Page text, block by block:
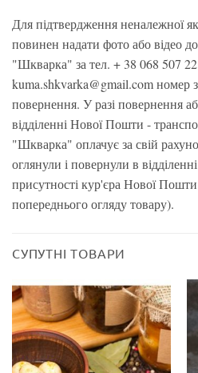
Для підтвердження неналежної
повинен надати фото або відео
"Шкварка" за тел. + 38 068 507
kuma.shkvarka@gmail.com номер
повернення. У разі повернення
відділенні Нової Пошти -
"Шкварка" оплачує за свій
оглянули і повернули в
присутності кур'єра Нової
попереднього огляду товару).
СУПУТНІ ТОВАРИ